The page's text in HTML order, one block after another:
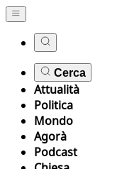
Cerca
Attualità
Politica
Mondo
Agorà
Podcast